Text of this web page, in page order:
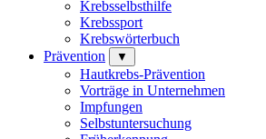
Krebsselbsthilfe
Krebssport
Krebswörterbuch
Prävention
▼
Hautkrebs-Prävention
Vorträge in Unternehmen
Impfungen
Selbstuntersuchung